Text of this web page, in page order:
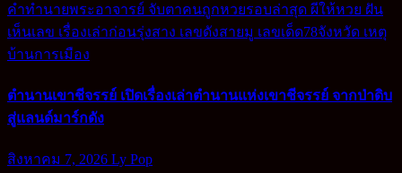
คำทำนายพระอาจารย์ จับตาคนถูกหวยรอบล่าสุด ผีให้หวย ฝัน
เห็นเลข เรื่องเล่าก่อนรุ่งสาง เลขดังสายมู เลขเด็ด78จังหวัด เหตุ
บ้านการเมือง
ตำนานเขาชีจรรย์ เปิดเรื่องเล่าตำนานแห่งเขาชีจรรย์ จากป่าดิบ
สู่แลนด์มาร์กดัง
สิงหาคม 7, 2026 Ly Pop